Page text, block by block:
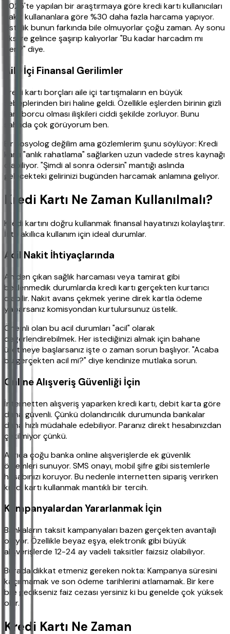
2025'te yapılan bir araştırmaya göre kredi kartı kullanıcıları
nakit kullananlara göre %30 daha fazla harcama yapıyor.
Üstelik bunun farkında bile olmuyorlar çoğu zaman. Ay sonu
ekstre gelince şaşırıp kalıyorlar "Bu kadar harcadım mı
ben?" diye.
Aile İçi Finansal Gerilimler
Kredi kartı borçları aile içi tartışmaların en büyük
sebeplerinden biri haline geldi. Özellikle eşlerden birinin gizli
kart borcu olması ilişkileri ciddi şekilde zorluyor. Bunu
sahada çok görüyorum ben.
Bir sosyolog değilim ama gözlemlerim şunu söylüyor: Kredi
kartı "anlık rahatlama" sağlarken uzun vadede stres kaynağı
olabiliyor. "Şimdi al sonra ödersin" mantığı aslında
gelecekteki gelirinizi bugünden harcamak anlamına geliyor.
Kredi Kartı Ne Zaman Kullanılmalı?
Kredi kartını doğru kullanmak finansal hayatınızı kolaylaştırır.
İşte akıllıca kullanım için ideal durumlar.
Acil Nakit İhtiyaçlarında
Aniden çıkan sağlık harcaması veya tamirat gibi
beklenmedik durumlarda kredi kartı gerçekten kurtarıcı
olabilir. Nakit avans çekmek yerine direk kartla ödeme
yaparsanız komisyondan kurtulursunuz üstelik.
Önemli olan bu acil durumları "acil" olarak
değerlendirebilmek. Her istediğinizi almak için bahane
üretmeye başlarsanız işte o zaman sorun başlıyor. "Acaba
bu gerçekten acil mi?" diye kendinize mutlaka sorun.
Online Alışveriş Güvenliği İçin
İnternetten alışveriş yaparken kredi kartı, debit karta göre
daha güvenli. Çünkü dolandırıcılık durumunda bankalar
daha hızlı müdahale edebiliyor. Paranız direkt hesabınızdan
çekilmiyor çünkü.
Ayrıca çoğu banka online alışverişlerde ek güvenlik
önlemleri sunuyor. SMS onayı, mobil şifre gibi sistemlerle
hesabınızı koruyor. Bu nedenle internetten sipariş verirken
kredi kartı kullanmak mantıklı bir tercih.
Kampanyalardan Yararlanmak İçin
Bankaların taksit kampanyaları bazen gerçekten avantajlı
oluyor. Özellikle beyaz eşya, elektronik gibi büyük
alışverişlerde 12-24 ay vadeli taksitler faizsiz olabiliyor.
Burada dikkat etmeniz gereken nokta: Kampanya süresini
kaçırmamak ve son ödeme tarihlerini atlamamak. Bir kere
bile gecikseniz faiz cezası yersiniz ki bu genelde çok yüksek
olur.
Kredi Kartı Ne Zaman